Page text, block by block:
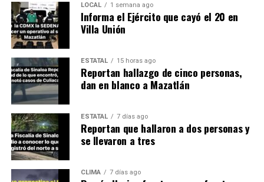
LOCAL 1 semana ago
Informa el Ejército que cayó el 20 en
Villa Unión
ESTATAL 15 horas ago
Reportan hallazgo de cinco personas,
dan en blanco a Mazatlán
ESTATAL 7 días ago
Reportan que hallaron a dos personas y
se llevaron a tres
CLIMA 7 días ago